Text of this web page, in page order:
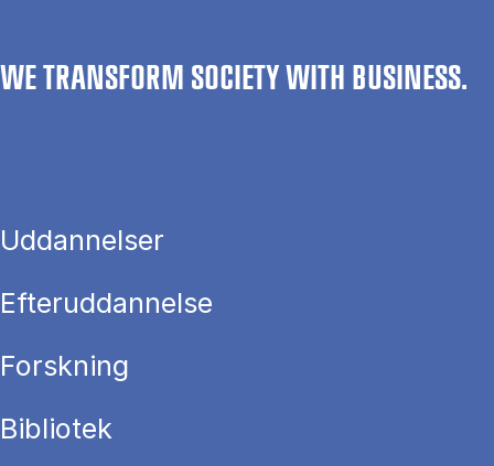
WE TRANSFORM SOCIETY WITH BUSINESS.
Uddannelser
Efteruddannelse
Forskning
Bibliotek